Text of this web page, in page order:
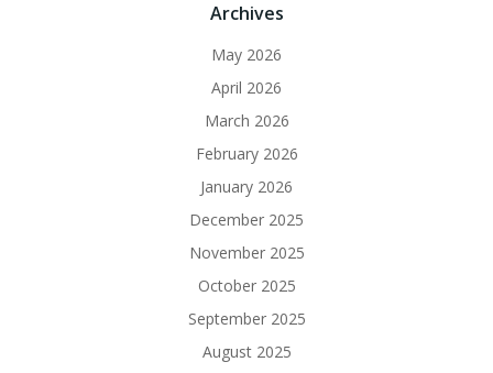
Archives
May 2026
April 2026
March 2026
February 2026
January 2026
December 2025
November 2025
October 2025
September 2025
August 2025